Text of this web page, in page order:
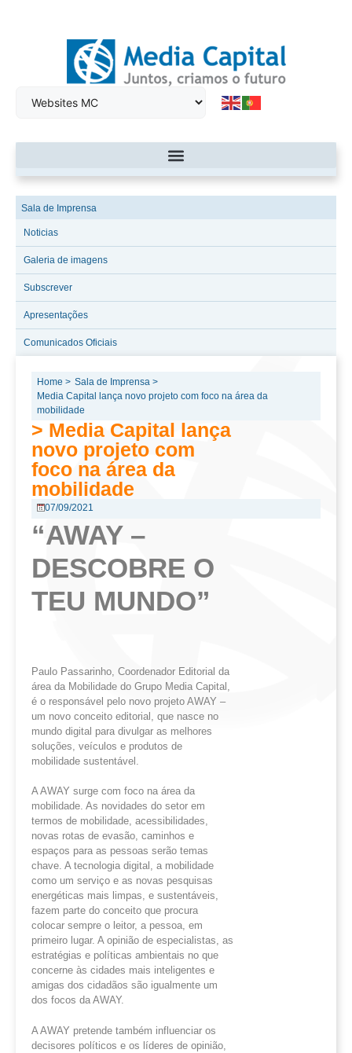
Sala de Imprensa
Noticias
Galeria de imagens
Subscrever
Apresentações
Comunicados Oficiais
Home > Sala de Imprensa >
Media Capital lança novo projeto com foco na área da
mobilidade
> Media Capital lança
novo projeto com
foco na área da
mobilidade
07/09/2021
“AWAY –
DESCOBRE O
TEU MUNDO”
Paulo Passarinho, Coordenador Editorial da
área da Mobilidade do Grupo Media Capital,
é o responsável pelo novo projeto AWAY –
um novo conceito editorial, que nasce no
mundo digital para divulgar as melhores
soluções, veículos e produtos de
mobilidade sustentável.
A AWAY surge com foco na área da
mobilidade. As novidades do setor em
termos de mobilidade, acessibilidades,
novas rotas de evasão, caminhos e
espaços para as pessoas serão temas
chave. A tecnologia digital, a mobilidade
como um serviço e as novas pesquisas
energéticas mais limpas, e sustentáveis,
fazem parte do conceito que procura
colocar sempre o leitor, a pessoa, em
primeiro lugar. A opinião de especialistas, as
estratégias e políticas ambientais no que
concerne às cidades mais inteligentes e
amigas dos cidadãos são igualmente um
dos focos da AWAY.
A AWAY pretende também influenciar os
decisores políticos e os líderes de opinião,